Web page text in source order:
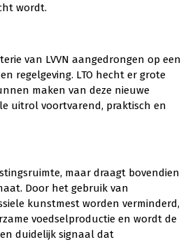
wordt.
van LVVN aangedrongen op een
regelgeving. LTO hecht er grote
maken van deze nieuwe
uitrol voortvarend, praktisch en
maar draagt bovendien
Door het gebruik van
kunstmest worden verminderd,
voedselproductie en wordt de
duidelijk signaal dat